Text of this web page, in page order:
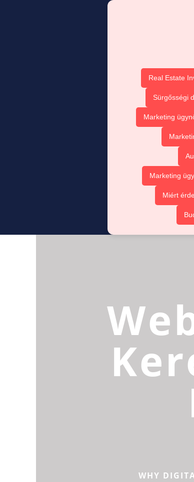
Real Estate
Sürgősségi
Marketing
Marketing
Miért
WHY